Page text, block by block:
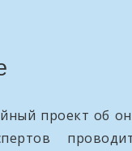
проект об